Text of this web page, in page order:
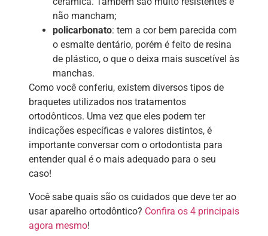
não mancham;
policarbonato: tem a cor bem parecida com
o esmalte dentário, porém é feito de resina
de plástico, o que o deixa mais suscetível às
manchas.
Como você conferiu, existem diversos tipos de
braquetes utilizados nos tratamentos
ortodônticos. Uma vez que eles podem ter
indicações específicas e valores distintos, é
importante conversar com o ortodontista para
entender qual é o mais adequado para o seu
caso!
Você sabe quais são os cuidados que deve ter ao
usar aparelho ortodôntico? Confira os 4 principais
agora mesmo!